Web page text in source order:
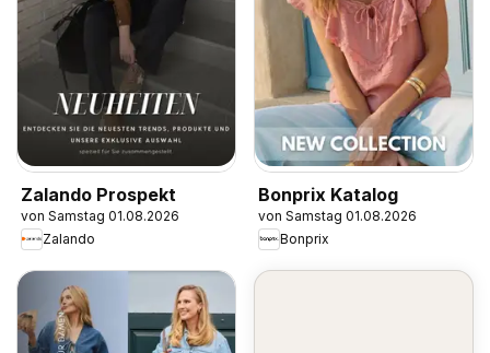
Zalando Prospekt
von Samstag 01.08.2026
Zalando
Bonprix Katalog
von Samstag 01.08.2026
Bonprix